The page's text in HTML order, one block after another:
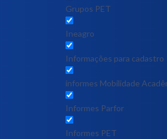
Grupos PET
Ineagro
Informações para cadastro
informes Mobilidade
Informes Parfor
Informes PET